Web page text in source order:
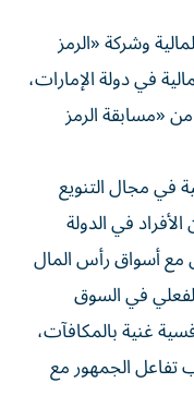
وشركة «الرمز
في دولة الإمارات،
«مسابقة الرمز
في مجال التنويع
في الدولة
مع أسواق رأس المال
في السوق
غنية بالمكافآت،
تفاعل الجمهور مع